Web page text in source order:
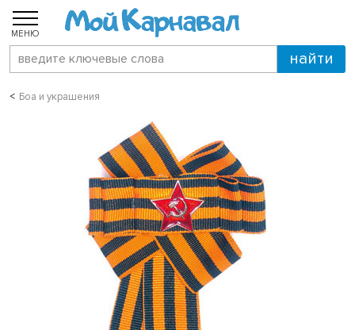
МЕНЮ
Боа и украшения